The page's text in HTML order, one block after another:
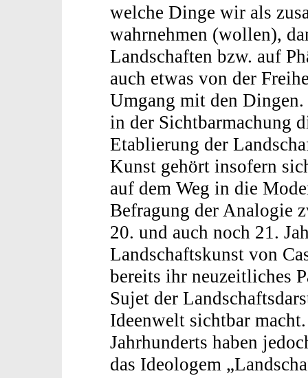
welche Dinge wir als
wahrnehmen (wollen),
Landschaften bzw. auf
auch etwas von der
Umgang mit den
in der Sichtbarmachung
Etablierung der
Kunst gehört insofern
auf dem Weg in die
Befragung der Analogie
20. und auch noch 21.
Landschaftskunst von
bereits ihr neuzeitliches
Sujet der
Ideenwelt sichtbar
Jahrhunderts haben
das Ideologem